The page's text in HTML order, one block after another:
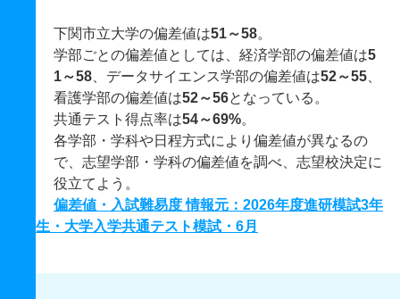
下関市立大学の偏差値は51～58。
学部ごとの偏差値としては、経済学部の偏差値は5
1～58 、データサイエンス学部の偏差値は52～55
看護学部の偏差値は52～56となっている。
共通テスト得点率は54～69%。
各学部・学科や日程方式により偏差値が異なるの
で、志望学部・学科の偏差値を調べ、志望校決定に
役立てよう。
偏差値・入試難易度 情報元：2026年度進研模試3年
生・大学入学共通テスト模試・6月